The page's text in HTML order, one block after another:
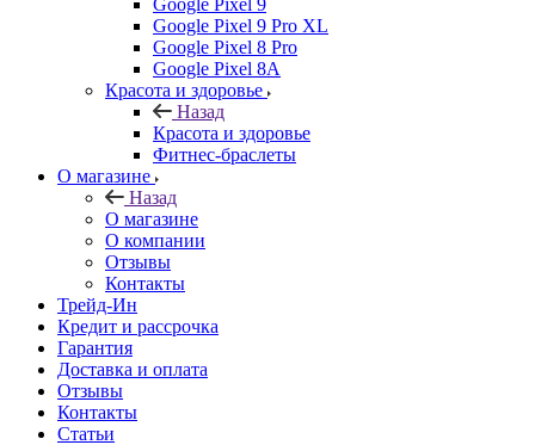
Google Pixel 9
Google Pixel 9 Pro XL
Google Pixel 8 Pro
Google Pixel 8A
Красота и здоровье
Назад
Красота и здоровье
Фитнес-браслеты
О магазине
Назад
О магазине
О компании
Отзывы
Контакты
Трейд-Ин
Кредит и рассрочка
Гарантия
Доставка и оплата
Отзывы
Контакты
Статьи